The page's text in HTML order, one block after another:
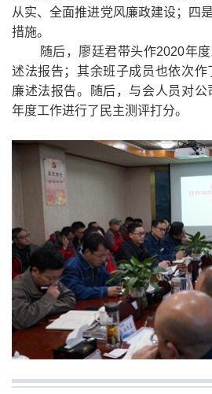
从实、全面推进党风廉政建设；四
措施。
随后，廖廷君带头作2020年度
述法报告；其余班子成员也依次作
廉述法报告。
随后，与会人员对
年度工作进行了民主测评打分。